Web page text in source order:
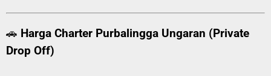
🚗 Harga Charter Purbalingga Ungaran (Private
Drop Off)